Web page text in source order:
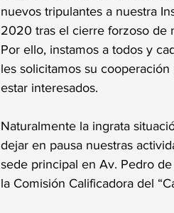
nuevos tripulantes a nuestra
2020 tras el cierre forzoso de
Por ello, instamos a todos y
les solicitamos su
estar interesados.
Naturalmente la ingrata
dejar en pausa nuestras
sede principal en Av. Pedro
la Comisión Calificadora del